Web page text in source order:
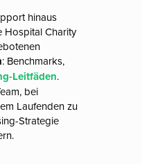
hinaus
Hospital Charity
: Benchmarks,
Leitfäden.
bei
Laufenden zu
Strategie